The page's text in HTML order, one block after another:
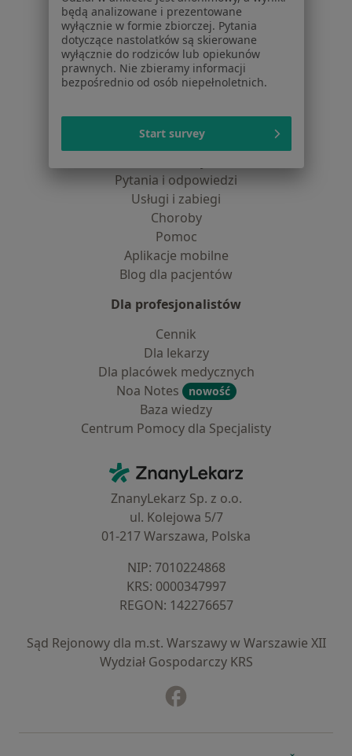
O nas
Praca Rekrutujemy!
Partnerzy
Centrum prasowe
Kontakt
Dla pacjentów
Lekarze
Pytania i odpowiedzi
Usługi i zabiegi
Choroby
Pomoc
Aplikacje mobilne
Blog dla pacjentów
Dla profesjonalistów
Cennik
Dla lekarzy
Dla placówek medycznych
Noa Notes
nowość
Baza wiedzy
Centrum Pomocy dla Specjalisty
ZnanyLekarz - Strona główna
ZnanyLekarz Sp. z o.o.
ul. Kolejowa 5/7
01-217 Warszawa, Polska
NIP: ⁠7010224868
KRS: ⁠0000347997
REGON: ⁠142276657
Sąd Rejonowy dla m.st. Warszawy w Warszawie XII
Wydział Gospodarczy KRS
będą analizowane i prezentowane
wyłącznie w formie zbiorczej. Pytania
dotyczące nastolatków są skierowane
wyłącznie do rodziców lub opiekunów
prawnych. Nie zbieramy informacji
bezpośrednio od osób niepełnoletnich.
Start survey